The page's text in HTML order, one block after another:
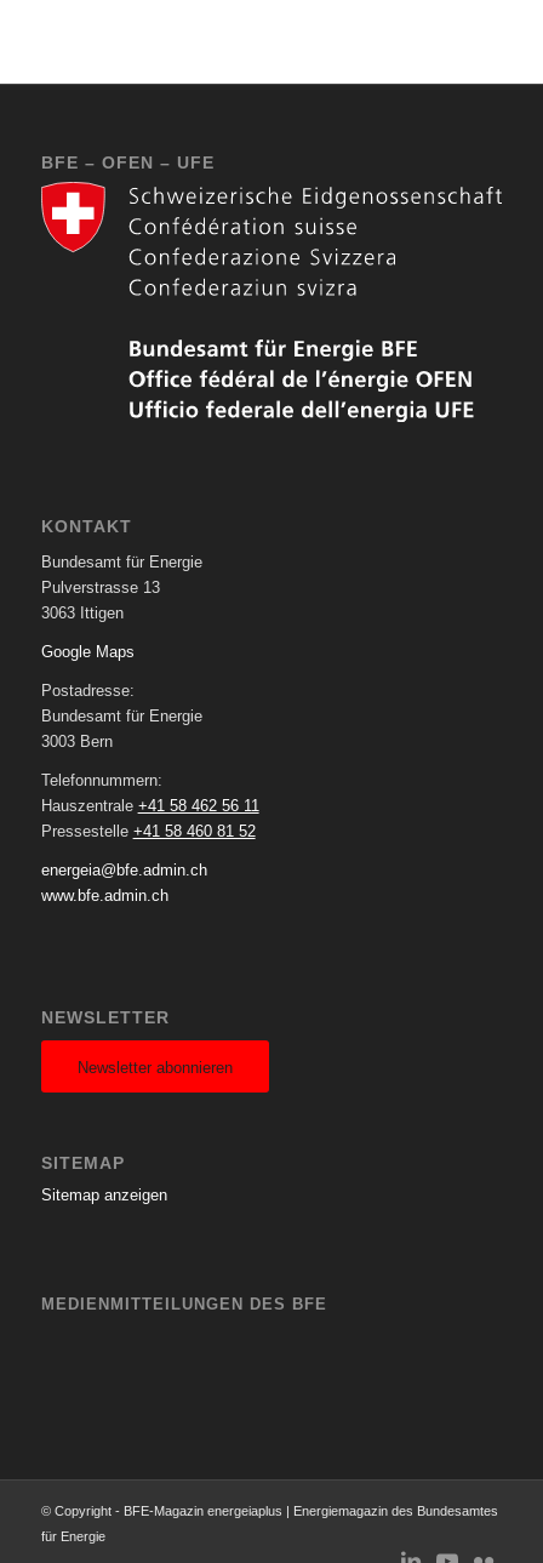
BFE – OFEN – UFE
KONTAKT
Bundesamt für Energie
Pulverstrasse 13
3063 Ittigen
Google Maps
Postadresse:
Bundesamt für Energie
3003 Bern
Telefonnummern:
Hauszentrale +41 58 462 56 11
Pressestelle +41 58 460 81 52
energeia@bfe.admin.ch
www.bfe.admin.ch
NEWSLETTER
Newsletter abonnieren
SITEMAP
Sitemap anzeigen
MEDIENMITTEILUNGEN DES BFE
© Copyright - BFE-Magazin energeiaplus | Energiemagazin des Bundesamtes
für Energie